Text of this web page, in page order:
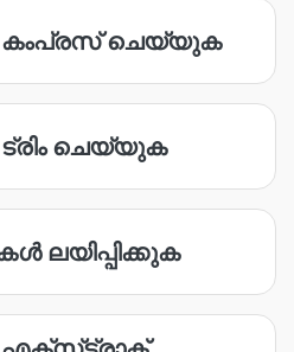
കംപ്രസ് ചെയ്യുക
ചെയ്യുക
ലയിപ്പിക്കുക